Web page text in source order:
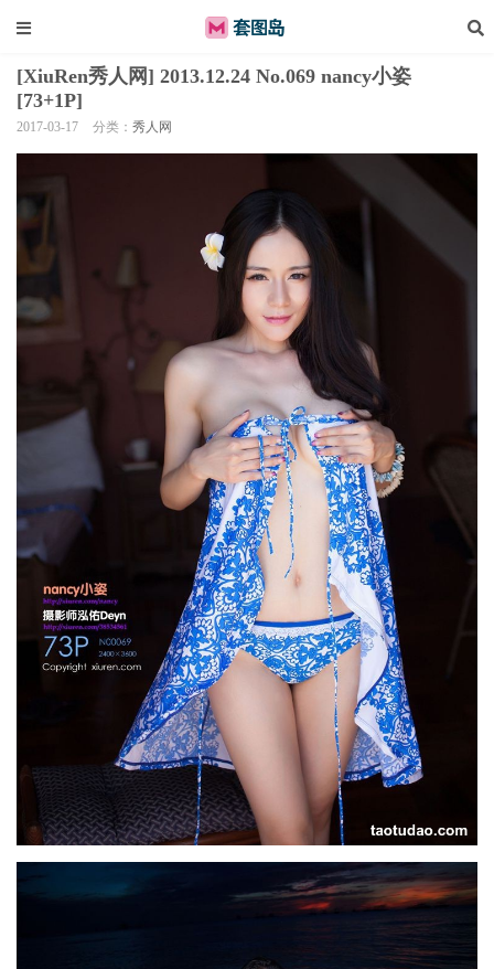
[XiuRen秀人网] 2013.12.24 No.069 nancy小姿
[73+1P]
2017-03-17 分类： 秀人网